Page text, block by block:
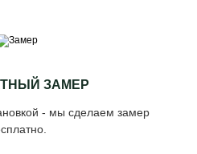
ЗАМЕР
- мы сделаем замер